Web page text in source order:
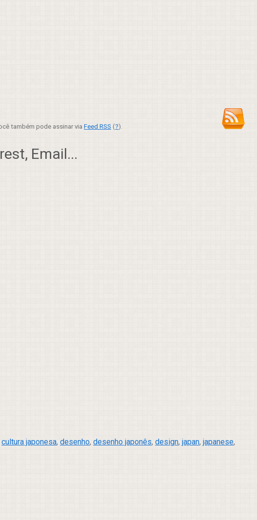
também pode assinar via Feed RSS (?).
Email...
cultura japonesa, desenho, desenho japonês, design, japan, japanese,